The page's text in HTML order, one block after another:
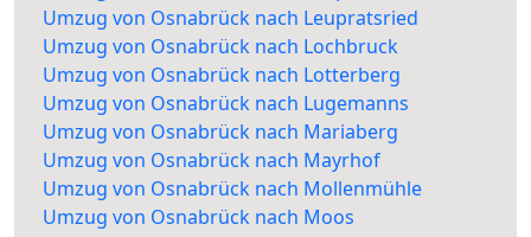
Umzug von Osnabrück nach Leupratsried
Umzug von Osnabrück nach Lochbruck
Umzug von Osnabrück nach Lotterberg
Umzug von Osnabrück nach Lugemanns
Umzug von Osnabrück nach Mariaberg
Umzug von Osnabrück nach Mayrhof
Umzug von Osnabrück nach Mollenmühle
Umzug von Osnabrück nach Moos